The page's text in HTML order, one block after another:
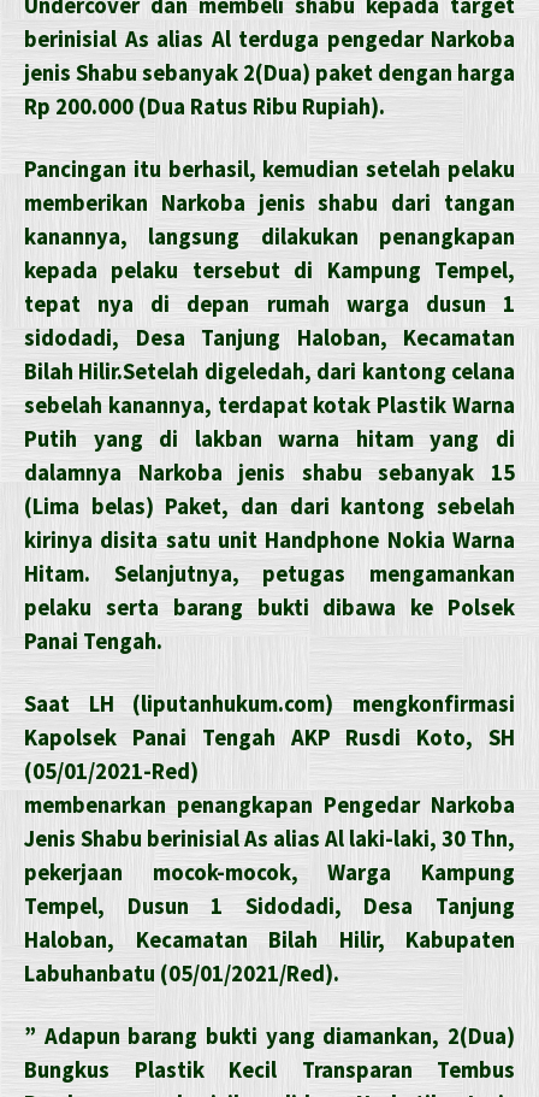
berinisial As alias Al terduga pengedar Narkoba
jenis Shabu sebanyak 2(Dua) paket dengan harga
Rp 200.000 (Dua Ratus Ribu Rupiah).
Pancingan itu berhasil, kemudian setelah pelaku
memberikan Narkoba jenis shabu dari tangan
kanannya, langsung dilakukan penangkapan
kepada pelaku tersebut di Kampung Tempel,
tepat nya di depan rumah warga dusun 1
sidodadi, Desa Tanjung Haloban, Kecamatan
Bilah Hilir.Setelah digeledah, dari kantong celana
sebelah kanannya, terdapat kotak Plastik Warna
Putih yang di lakban warna hitam yang di
dalamnya Narkoba jenis shabu sebanyak 15
(Lima belas) Paket, dan dari kantong sebelah
kirinya disita satu unit Handphone Nokia Warna
Hitam. Selanjutnya, petugas mengamankan
pelaku serta barang bukti dibawa ke Polsek
Panai Tengah.
Saat LH (liputanhukum.com) mengkonfirmasi
Kapolsek Panai Tengah AKP Rusdi Koto, SH
(05/01/2021-Red)
membenarkan penangkapan Pengedar Narkoba
Jenis Shabu berinisial As alias Al laki-laki, 30 Thn,
pekerjaan mocok-mocok, Warga Kampung
Tempel, Dusun 1 Sidodadi, Desa Tanjung
Haloban, Kecamatan Bilah Hilir, Kabupaten
Labuhanbatu (05/01/2021/Red).
” Adapun barang bukti yang diamankan, 2(Dua)
Bungkus Plastik Kecil Transparan Tembus